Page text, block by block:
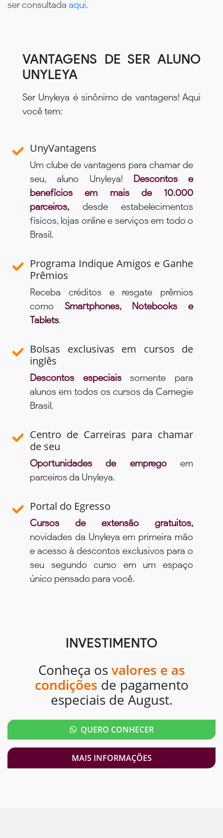
ser consultada aqui.
VANTAGENS DE SER ALUNO
UNYLEYA
Ser Unyleya é sinônimo de vantagens! Aqui
você tem:
UnyVantagens
Um clube de vantagens para chamar de
seu, aluno Unyleya! Descontos e
benefícios em mais de 10.000
parceiros, desde estabelecimentos
físicos, lojas online e serviços em todo o
Brasil.
Programa Indique Amigos e Ganhe
Prêmios
Receba créditos e resgate prêmios
como Smartphones, Notebooks e
Tablets.
Bolsas exclusivas em cursos de
inglês
Descontos especiaissomente para
alunos em todos os cursos da Carnegie
Brasil.
Centro de Carreiras para chamar
de seu
Oportunidades de empregoem
parceiros da Unyleya.
Portal do Egresso
Cursos de extensão gratuitos,
novidades da Unyleya em primeira mão
e acesso à descontos exclusivos para o
seu segundo curso em um espaço
único pensado para você.
INVESTIMENTO
Conheça os valores e as
condições de pagamento
especiais de August.
QUERO CONHECER
MAIS INFORMAÇÕES